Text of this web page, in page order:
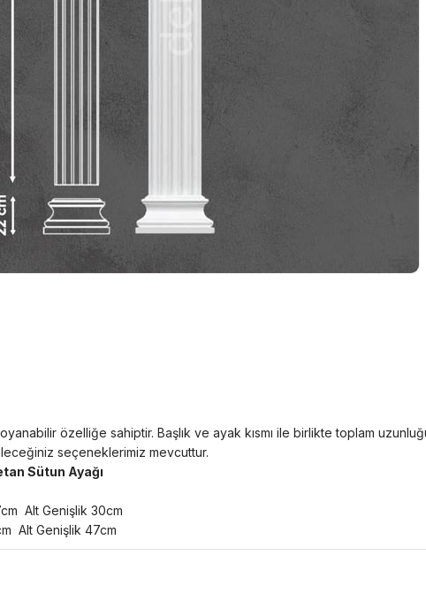
özelliğe sahiptir. Başlık ve ayak kısmı ile birlikte toplam
seçeneklerimiz mevcuttur.
Sütun Ayağı
Alt Genişlik 30cm
Alt Genişlik 47cm